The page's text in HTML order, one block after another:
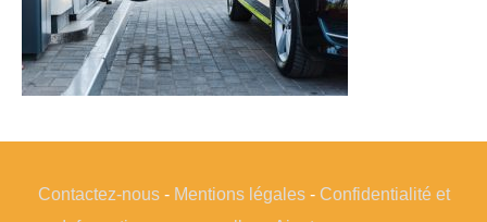
Contactez-nous- Mentions légales- Confidentialité et